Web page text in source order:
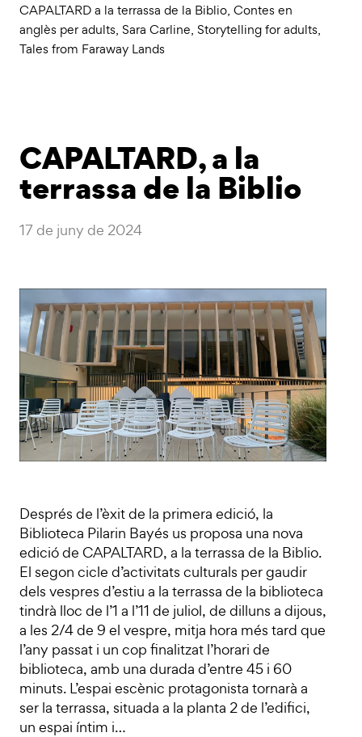
CAPALTARD a la terrassa de la Biblio, Contes en
anglès per adults, Sara Carline, Storytelling for adults,
Tales from Faraway Lands
CAPALTARD, a la
terrassa de la Biblio
17 de juny de 2024
Després de l’èxit de la primera edició, la
Biblioteca Pilarin Bayés us proposa una nova
edició de CAPALTARD, a la terrassa de la Biblio.
El segon cicle d’activitats culturals per gaudir
dels vespres d’estiu a la terrassa de la biblioteca
tindrà lloc de l’1 a l’11 de juliol, de dilluns a dijous,
a les 2/4 de 9 el vespre, mitja hora més tard que
l’any passat i un cop finalitzat l’horari de
biblioteca, amb una durada d’entre 45 i 60
minuts. L’espai escènic protagonista tornarà a
ser la terrassa, situada a la planta 2 de l’edifici,
un espai íntim i…